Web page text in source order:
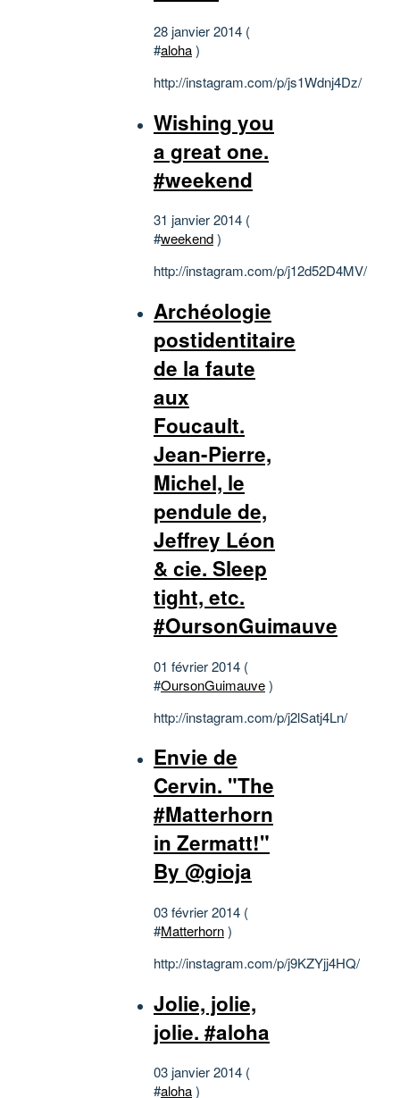
28 janvier 2014 (
#aloha)
http://instagram.com/p/js1Wdnj4Dz/
Wishing you
a great one.
#weekend
31 janvier 2014 (
#weekend)
http://instagram.com/p/j12d52D4MV/
Archéologie
postidentitaire
de la faute
aux
Foucault.
Jean-Pierre,
Michel, le
pendule de,
Jeffrey Léon
& cie. Sleep
tight, etc.
#OursonGuimauve
01 février 2014 (
#OursonGuimauve)
http://instagram.com/p/j2lSatj4Ln/
Envie de
Cervin. "The
#Matterhorn
in Zermatt!"
By @gioja
03 février 2014 (
#Matterhorn)
http://instagram.com/p/j9KZYjj4HQ/
Jolie, jolie,
jolie. #aloha
03 janvier 2014 (
#aloha)